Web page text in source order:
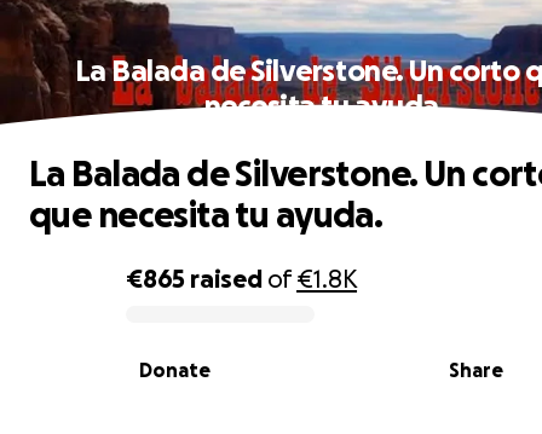
La Balada de Silverstone. Un corto
necesita tu ayuda.
0% complete
€865 raised of€1.8K
Share
Donate
La Balada de Silverstone. Un
que necesita tu ayuda.